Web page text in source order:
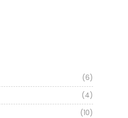
(6)
(4)
(10)